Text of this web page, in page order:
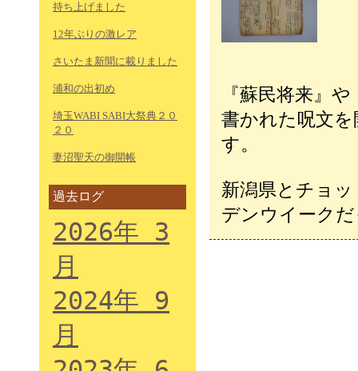
持ち上げました
12年ぶりの激レア
さいたま新聞に載りました
浦和の出初め
埼玉WABI SABI大祭典２０
２０
妻沼聖天の御開帳
過去ログ
2026年 3
月
2024年 9
月
『蘇民将来』
書かれた呪文
す。
新潟県とチョ
デンウイーク